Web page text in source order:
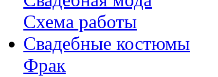
Схема работы
Свадебные костюмы
Фрак